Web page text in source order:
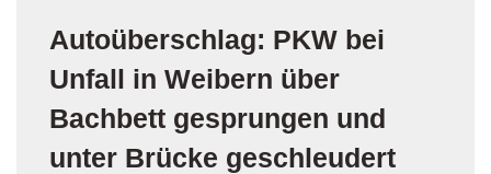
Autoüberschlag: PKW bei
Unfall in Weibern über
Bachbett gesprungen und
unter Brücke geschleudert